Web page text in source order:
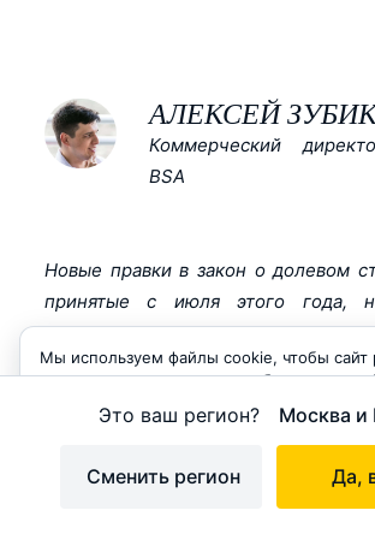
Это ваш регион? Москва
Сменить регион Да,
АЛЕКСЕЙ
Коммерческий
BSA
Новые правки в закон о долевом
принятые с июля этого года,
отразиться на рынке
застройщикам только
государства. С одной стороны,
– не могут не отразиться на цене.
Мы используем файлы cookie, чтобы сайт
корректно и становился удобнее для
Принимаю